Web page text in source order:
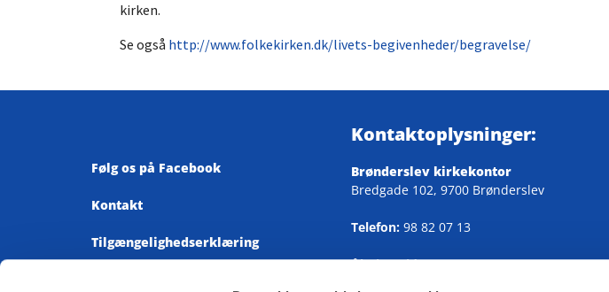
kirken.
Se også http://www.folkekirken.dk/livets-begivenheder/begravelse/
Følg os på Facebook
Kontakt
Tilgængelighedserklæring
Kontaktoplysninger:
Brønderslev kirkekontor
Bredgade 102, 9700 Brønderslev
Telefon:98 82 07 13
Åbningstider: